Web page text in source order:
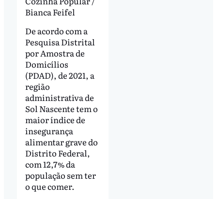
Bianca Feifel
De acordo com a
Pesquisa Distrital
por Amostra de
Domicílios
(PDAD), de 2021, a
região
administrativa de
Sol Nascente tem o
maior índice de
insegurança
alimentar grave do
Distrito Federal,
com 12,7% da
população sem ter
o que comer.